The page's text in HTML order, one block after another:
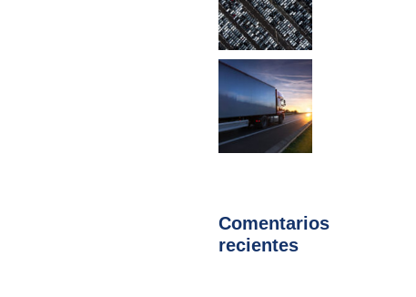
Comentarios
recientes